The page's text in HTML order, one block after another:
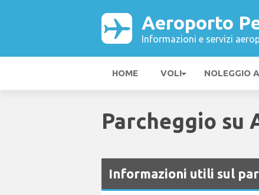
Aeroporto
Informazioni e servizi
HOME VOLI NOLEGGIO
Parcheggio su
Informazioni utili sul